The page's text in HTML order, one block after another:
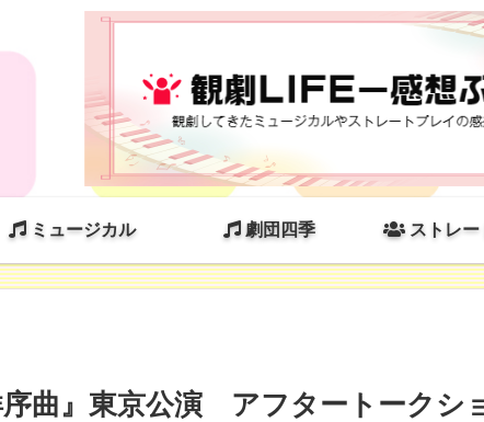
ミュージカル 劇団四季 ストレー
序曲』東京公演 アフタートークシ